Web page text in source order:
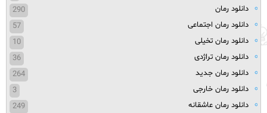
دانلود رمان
290
دانلود رمان اجتماعی
57
دانلود رمان تخیلی
10
دانلود رمان تراژدی
36
دانلود رمان جدید
264
دانلود رمان خارجی
3
دانلود رمان عاشقانه
249